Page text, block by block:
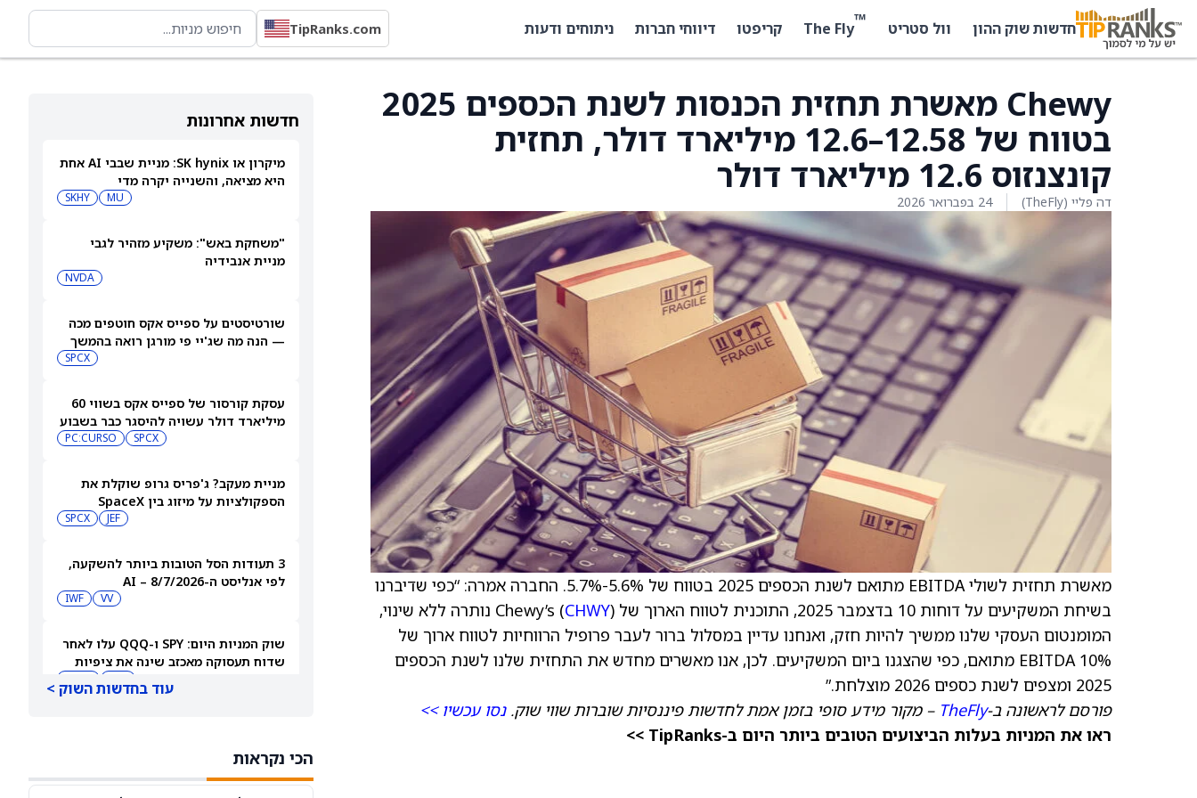
חדשות שוק ההון וול סטריט ™
The Fly קריפטו דיווחי חברות ניתוחים ודעות TipRanks.com
חדשות אחרונות
מיקרון או SK hynix: מניית שבבי AI אחת
היא מציאה, והשנייה יקרה מדי
MU
SKHY
"משחקת באש": משקיע מזהיר לגבי
מניית אנבידיה
NVDA
שורטיסטים על ספייס אקס חוטפים מכה
— הנה מה שג'יי פי מורגן רואה בהמשך
SPCX
עסקת קורסור של ספייס אקס בשווי 60
מיליארד דולר עשויה להיסגר כבר בשבוע
SPCX
PC:CURSO
מניית מעקב? ג'פריס גרופ שוקלת את
הספקולציות על מיזוג בין SpaceX
JEF
SPCX
3 תעודות הסל הטובות ביותר להשקעה,
לפי אנליסט ה-AI – 8/7/2026
VV
IWF
שוק המניות היום: SPY ו-QQQ עלו לאחר
שדוח תעסוקה מאכזב שינה את ציפיות
עוד בחדשות השוק >
הכי נקראות
Chewy מאשרת תחזית הכנסות לשנת הכספים 2025
בטווח של 12.58–12.6 מיליארד דולר, תחזית
קונצנזוס 12.6 מיליארד דולר
דה פליי (TheFly) 24 בפברואר 2026
מאשרת תחזית לשולי EBITDA מתואם לשנת הכספים 2025 בטווח של 5.6%-5.7%. החברה אמרה: “כפי שדיברנו
בשיחת המשקיעים על דוחות 10 בדצמבר 2025, התוכנית לטווח הארוך של Chewy’s (
CHWY
) נותרה ללא שינוי,
המומנטום העסקי שלנו ממשיך להיות חזק, ואנחנו עדיין במסלול ברור לעבר פרופיל הרווחיות לטווח ארוך של
10% EBITDA מתואם, כפי שהצגנו ביום המשקיעים. לכן, אנו מאשרים מחדש את התחזית שלנו לשנת הכספים
2025 ומצפים לשנת כספים 2026 מוצלחת.”
פורסם לראשונה ב-TheFly – מקור מידע סופי בזמן אמת לחדשות פיננסיות שוברות שווי שוק.נסו עכשיו >>
ראו את המניות בעלות הביצועים הטובים ביותר היום ב-TipRanks >>